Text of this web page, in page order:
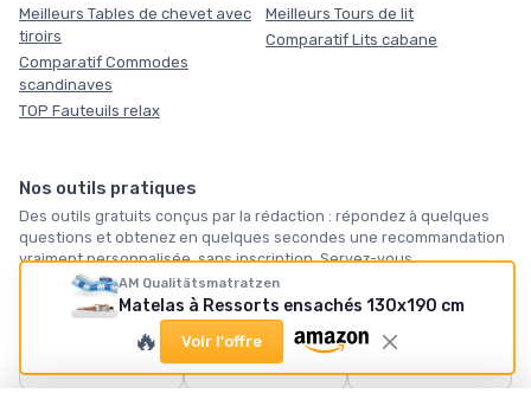
AM Qualitätsmatratzen
Matelas à Ressorts ensachés 130x190 cm
🔥 Voir l'offre
Meilleurs Tables de chevet avec
tiroirs
Comparatif Commodes
scandinaves
TOP Fauteuils relax
Meilleurs Tours de lit
Comparatif Lits cabane
Nos outils pratiques
Des outils gratuits conçus par la rédaction : répondez à quelques
questions et obtenez en quelques secondes une recommandation
vraiment personnalisée, sans inscription. Servez-vous.
🛏️
Quel matelas vous
🪶
Quelle taille de
couette ?
❄️
Notre sélection